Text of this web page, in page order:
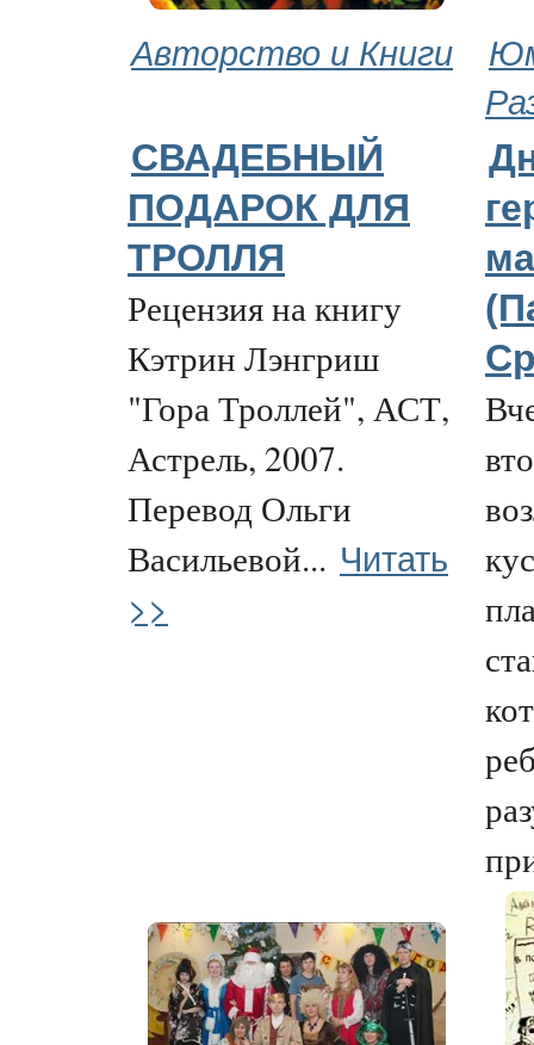
Авторство и Книги
СВАДЕБНЫЙ
ПОДАРОК ДЛЯ
ТРОЛЛЯ
Рецензия на книгу
Кэтрин Лэнгриш
"Гора Троллей", АСТ,
Астрель, 2007.
Перевод Ольги
Васильевой... Читать
>>